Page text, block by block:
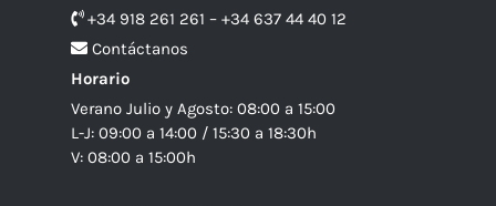
+34 918 261 261 – +34 637 44 40 12
Contáctanos
Horario
Verano Julio y Agosto: 08:00 a 15:00
L-J: 09:00 a 14:00 / 15:30 a 18:30h
V: 08:00 a 15:00h